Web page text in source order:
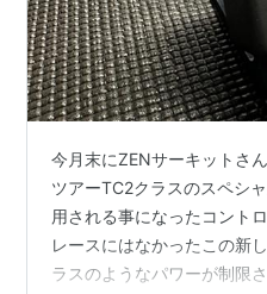
今月末にZENサーキットさ
ツアーTC2クラスのスペシ
用される事になったコント
レースにはなかったこの新
ラスのようなパワーが制限